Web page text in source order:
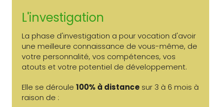
L'investigation
La phase d'investigation a pour vocation d'avoir
une meilleure connaissance de vous-même, de
votre personnalité, vos compétences, vos
atouts et votre potentiel de développement.
Elle se déroule 100% à distance sur 3 à 6 mois à
raison de :